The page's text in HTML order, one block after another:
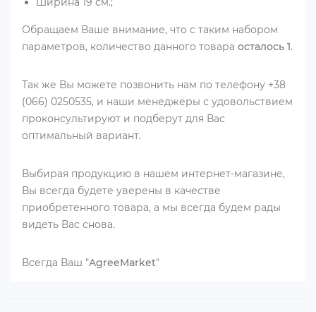
Обращаем Ваше внимание, что с таким набором
параметров, количество данного товара осталось 1.
Так же Вы можете позвонить нам по телефону +38
(066) 0250535, и наши менеджеры с удовольствием
проконсультируют и подберут для Вас
оптимальный вариант.
Выбирая продукцию в нашем интернет-магазине,
Вы всегда будете уверены в качестве
приобретенного товара, а мы всегда будем рады
видеть Вас снова.
Всегда Ваш "AgreeMarket"